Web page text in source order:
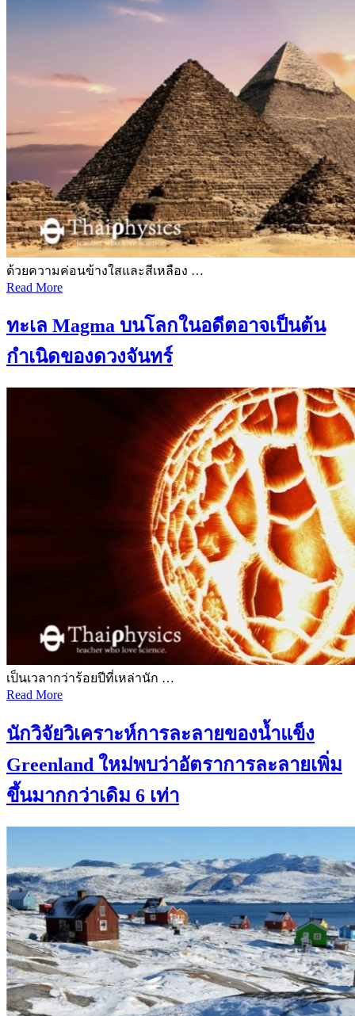
ด้วยความค่อนข้างใสและสีเหลือง …
Read More
ทะเล Magma บนโลกในอดีตอาจเป็นต้น
กำเนิดของดวงจันทร์
เป็นเวลากว่าร้อยปีที่เหล่านัก …
Read More
นักวิจัยวิเคราะห์การละลายของน้ำแข็ง
Greenland ใหม่พบว่าอัตราการละลายเพิ่ม
ขึ้นมากกว่าเดิม 6 เท่า